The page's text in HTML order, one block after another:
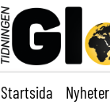
Startsida Nyheter